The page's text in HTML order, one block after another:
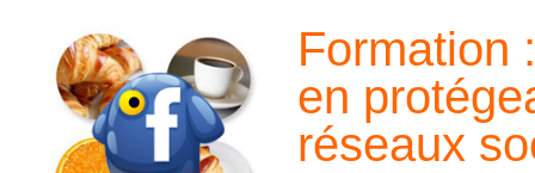
Formation
en
réseaux